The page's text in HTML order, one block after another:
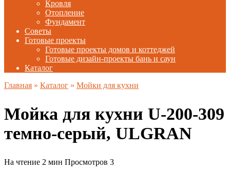
Кровля
Отопление
Фундамент
Советы
Готовые проекты
Готовые проекты домов и коттеджей
Готовые дизайн-проекты бань и саун
Каталог
Главная » Каталог » Мойки для кухни
Мойка для кухни U-200-309
темно-серый, ULGRAN
На чтение 2 мин Просмотров 3